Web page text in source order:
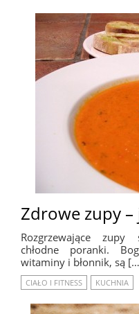
Zdrowe zupy –
Rozgrzewające
chłodne poranki.
witaminy i błonnik, są
CIAŁO I FITNESS KUCHNIA